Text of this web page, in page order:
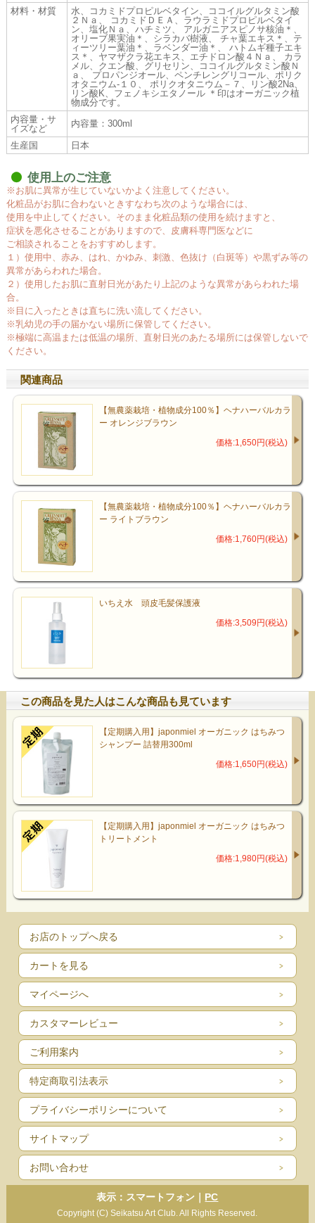
材料・材質
水、コカミドプロピルベタイン、ココイルグルタミン酸
２Ｎａ、 コカミドＤＥＡ、ラウラミドプロピルベタイ
ン、塩化Ｎａ、ハチミツ、 アルガニアスピノサ核油＊、
オリーブ果実油＊、シラカバ樹液、 チャ葉エキス＊、テ
ィーツリー葉油＊、ラベンダー油＊、 ハトムギ種子エキ
ス＊、ヤマザクラ花エキス、エチドロン酸４Ｎａ、 カラ
メル、クエン酸、グリセリン、ココイルグルタミン酸Ｎ
ａ、 プロパンジオール、ペンチレングリコール、ポリク
オタニウム-１０、 ポリクオタニウム－７、リン酸2Na、
リン酸K、フェノキシエタノール ＊印はオーガニック植
物成分です。
内容量・サ
イズなど
内容量：300ml
生産国 日本
使用上のご注意
※お肌に異常が生じていないかよく注意してください。
化粧品がお肌に合わないときすなわち次のような場合には、
使用を中止してください。そのまま化粧品類の使用を続けますと、
症状を悪化させることがありますので、皮膚科専門医などに
ご相談されることをおすすめします。
１）使用中、赤み、はれ、かゆみ、刺激、色抜け（白斑等）や黒ずみ等の
異常があらわれた場合。
２）使用したお肌に直射日光があたり上記のような異常があらわれた場
合。
※目に入ったときは直ちに洗い流してください。
※乳幼児の手の届かない場所に保管してください。
※極端に高温または低温の場所、直射日光のあたる場所には保管しないで
ください。
関連商品
【無農薬栽培・植物成分100％】ヘナハーバルカラ
ー オレンジブラウン
価格:1,650円(税込)
【無農薬栽培・植物成分100％】ヘナハーバルカラ
ー ライトブラウン
価格:1,760円(税込)
いちえ水 頭皮毛髪保護液
価格:3,509円(税込)
この商品を見た人はこんな商品も見ています
【定期購入用】japonmiel オーガニック はちみつ
シャンプー 詰替用300ml
価格:1,650円(税込)
【定期購入用】japonmiel オーガニック はちみつ
トリートメント
価格:1,980円(税込)
お店のトップへ戻る
カートを見る
マイページへ
カスタマーレビュー
ご利用案内
特定商取引法表示
プライバシーポリシーについて
サイトマップ
お問い合わせ
表示：スマートフォン｜ PC
Copyright (C) Seikatsu Art Club. All Rights Reserved.